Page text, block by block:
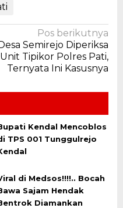
Pos berikutnya
Semirejo Diperiksa
Unit Tipikor Polres Pati,
Ternyata Ini Kasusnya
Kendal Mencoblos
TPS 001 Tunggulrejo
di Medsos!!!!.. Bocah
Sajam Hendak
Diamankan